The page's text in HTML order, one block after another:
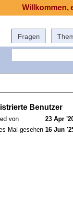
Fragen
Benutzer
von
23 Apr
Mal gesehen 16 Jun
Willkommen,